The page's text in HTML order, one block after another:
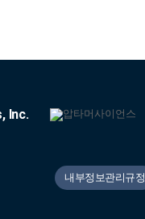
Inc.
내부정보관리규정